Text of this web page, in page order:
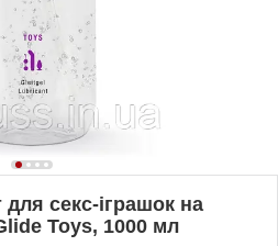
секс-іграшок на
Toys, 1000 мл